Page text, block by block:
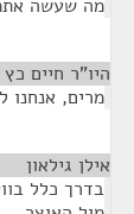
מה שעשה
היו"ר חיים כץ
מרים, אנחנו
אילן גילאון
בדרך כלל